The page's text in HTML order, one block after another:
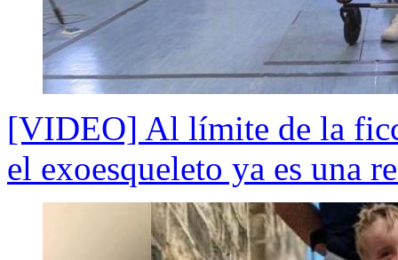
[VIDEO] Al límite de la
el exoesqueleto ya es una